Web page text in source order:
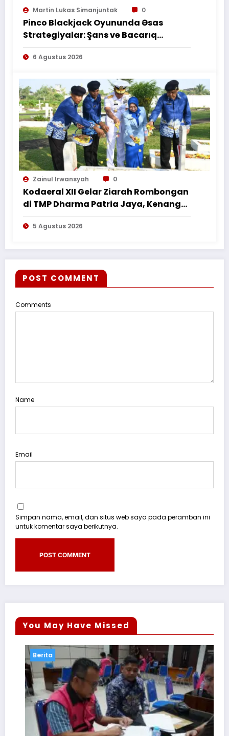
PEKERJAAN SESUAI PERJANJIAN
TERTULIS”*
Martin Lukas Simanjuntak 0
Pinco Blackjack Oyununda Əsas
Strategiyalar: Şans və Bacarıq
Balansı – BetAz Oyununa İcmal
6 Agustus 2026
Zainul Irwansyah 0
Kodaeral XII Gelar Ziarah Rombongan
di TMP Dharma Patria Jaya, Kenang
Jasa Pahlawan dalam Peringatan
HUT ke-1
5 Agustus 2026
POST COMMENT
Comments
Name
Email
Simpan nama, email, dan situs web saya pada peramban ini
untuk komentar saya berikutnya.
You May Have Missed
Berita